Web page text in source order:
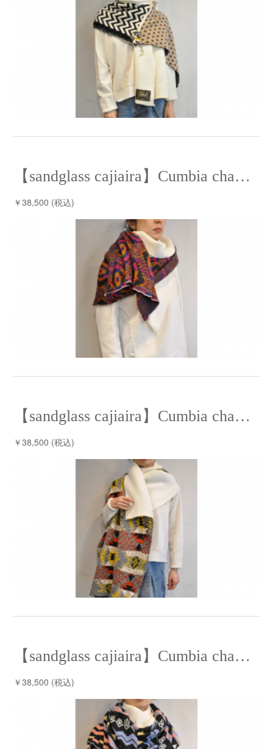
【sandglass cajiaira】Cumbia chaL chaL⁡ /【サンドグラス ケシアイラ】クンビアチャルチャル
￥38,500 (税込)
【sandglass cajiaira】Cumbia chaL chaL⁡ /【サンドグラス ケシアイラ】クンビアチャルチャル
￥38,500 (税込)
【sandglass cajiaira】Cumbia chaL chaL⁡ /【サンドグラス ケシアイラ】クンビアチャルチャル
￥38,500 (税込)